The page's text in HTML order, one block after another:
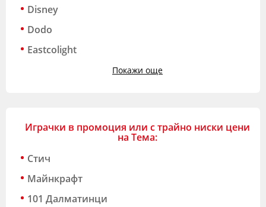
Disney
Dodo
Eastcolight
Покажи още
Играчки в промоция или с трайно ниски цени
на Тема:
Стич
Майнкрафт
101 Далматинци